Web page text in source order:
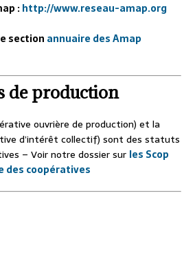
:http://www.reseau-amap.org
section annuaire des Amap
de production
ouvrière de production) et la
d’intérêt collectif) sont des statuts
– Voir notre dossier sur les Scop
des coopératives